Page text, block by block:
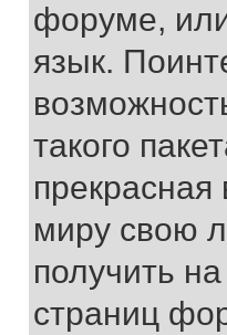
форуме,
язык.
такого
прекрасная
миру свою
получить
страниц